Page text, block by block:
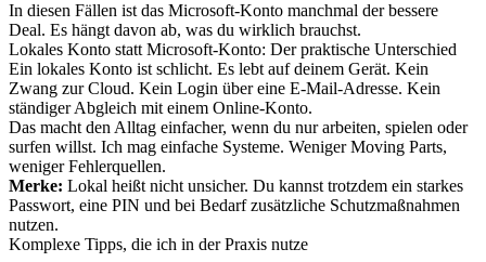
In diesen Fällen ist das Microsoft-Konto manchmal der bessere
Deal. Es hängt davon ab, was du wirklich brauchst.
Lokales Konto statt Microsoft-Konto: Der praktische Unterschied
Ein lokales Konto ist schlicht. Es lebt auf deinem Gerät. Kein
Zwang zur Cloud. Kein Login über eine E-Mail-Adresse. Kein
ständiger Abgleich mit einem Online-Konto.
Das macht den Alltag einfacher, wenn du nur arbeiten, spielen oder
surfen willst. Ich mag einfache Systeme. Weniger Moving Parts,
weniger Fehlerquellen.
Merke: Lokal heißt nicht unsicher. Du kannst trotzdem ein starkes
Passwort, eine PIN und bei Bedarf zusätzliche Schutzmaßnahmen
nutzen.
Komplexe Tipps, die ich in der Praxis nutze